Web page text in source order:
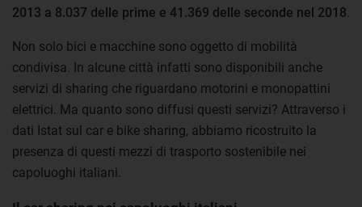
2013 a 8.037 delle prime e 41.369 delle seconde nel 2018
Non solo bici e macchine sono oggetto di mobilità
condivisa. In alcune città infatti sono disponibili anche
servizi di sharing che riguardano motorini e monopattini
elettrici. Ma quanto sono diffusi questi servizi? Attraverso i
dati Istat sul car e bike sharing, abbiamo ricostruito la
presenza di questi mezzi di trasporto sostenibile nei
capoluoghi italiani.